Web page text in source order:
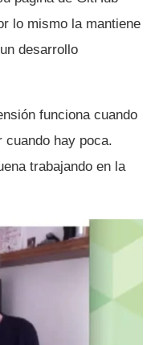
lo mismo la mantiene
desarrollo
funciona cuando
cuando hay poca.
trabajando en la